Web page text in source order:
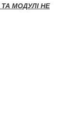
МОДУЛІ НЕ